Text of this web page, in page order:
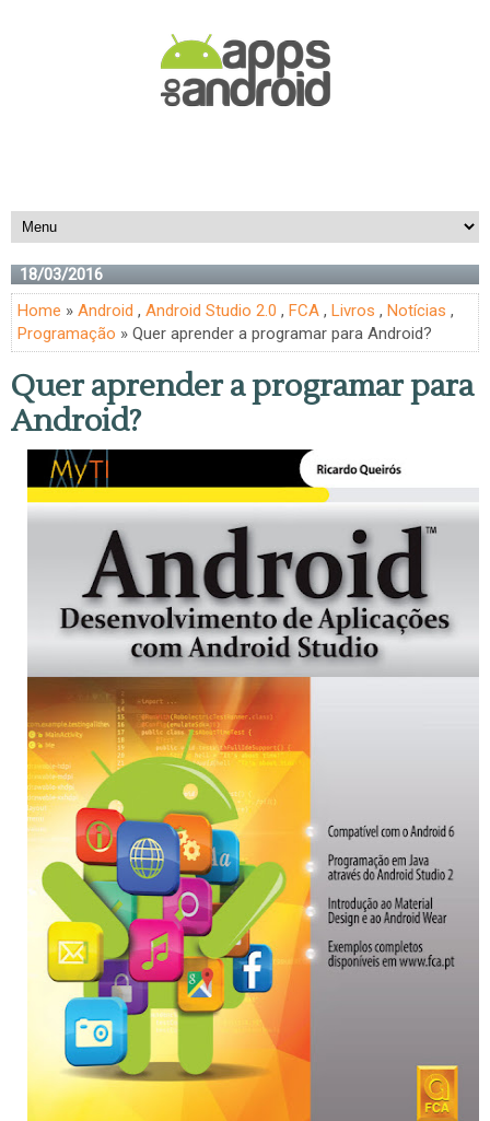
18/03/2016
Home » Android , Android Studio 2.0 , FCA , Livros , Notícias ,
Programação » Quer aprender a programar para Android?
Quer aprender a programar para
Android?